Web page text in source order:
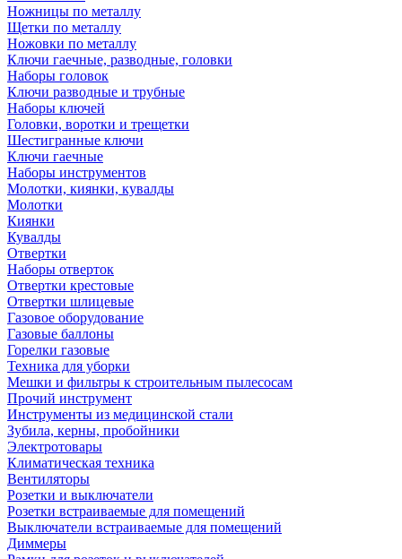
Ножницы по металлу
Щетки по металлу
Ножовки по металлу
Ключи гаечные, разводные, головки
Наборы головок
Ключи разводные и трубные
Наборы ключей
Головки, воротки и трещетки
Шестигранные ключи
Ключи гаечные
Наборы инструментов
Молотки, киянки, кувалды
Молотки
Киянки
Кувалды
Отвертки
Наборы отверток
Отвертки крестовые
Отвертки шлицевые
Газовое оборудование
Газовые баллоны
Горелки газовые
Техника для уборки
Мешки и фильтры к строительным пылесосам
Прочий инструмент
Инструменты из медицинской стали
Зубила, керны, пробойники
Электротовары
Климатическая техника
Вентиляторы
Розетки и выключатели
Розетки встраиваемые для помещений
Выключатели встраиваемые для помещений
Диммеры